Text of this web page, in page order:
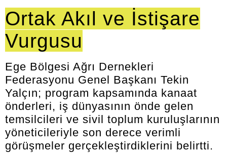
Ortak Akıl ve İstişare
Vurgusu
Ege Bölgesi Ağrı Dernekleri
Federasyonu Genel Başkanı Tekin
Yalçın; program kapsamında kanaat
önderleri, iş dünyasının önde gelen
temsilcileri ve sivil toplum kuruluşlarının
yöneticileriyle son derece verimli
görüşmeler gerçekleştirdiklerini belirtti.